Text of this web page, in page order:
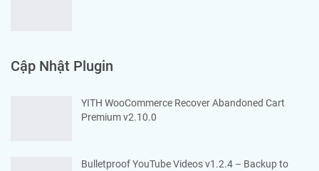
Cập Nhật Plugin
YITH WooCommerce Recover Abandoned Cart
Premium v2.10.0
Bulletproof YouTube Videos v1.2.4 – Backup to